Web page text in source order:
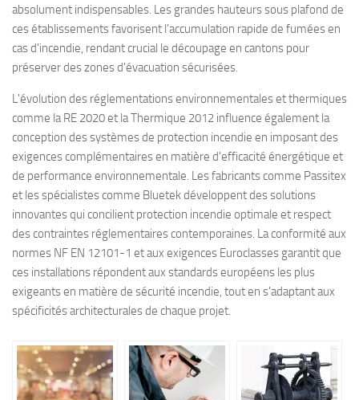
absolument indispensables. Les grandes hauteurs sous plafond de
ces établissements favorisent l'accumulation rapide de fumées en
cas d'incendie, rendant crucial le découpage en cantons pour
préserver des zones d'évacuation sécurisées.
L'évolution des réglementations environnementales et thermiques
comme la RE 2020 et la Thermique 2012 influence également la
conception des systèmes de protection incendie en imposant des
exigences complémentaires en matière d'efficacité énergétique et
de performance environnementale. Les fabricants comme Passitex
et les spécialistes comme Bluetek développent des solutions
innovantes qui concilient protection incendie optimale et respect
des contraintes réglementaires contemporaines. La conformité aux
normes NF EN 12101-1 et aux exigences Euroclasses garantit que
ces installations répondent aux standards européens les plus
exigeants en matière de sécurité incendie, tout en s'adaptant aux
spécificités architecturales de chaque projet.